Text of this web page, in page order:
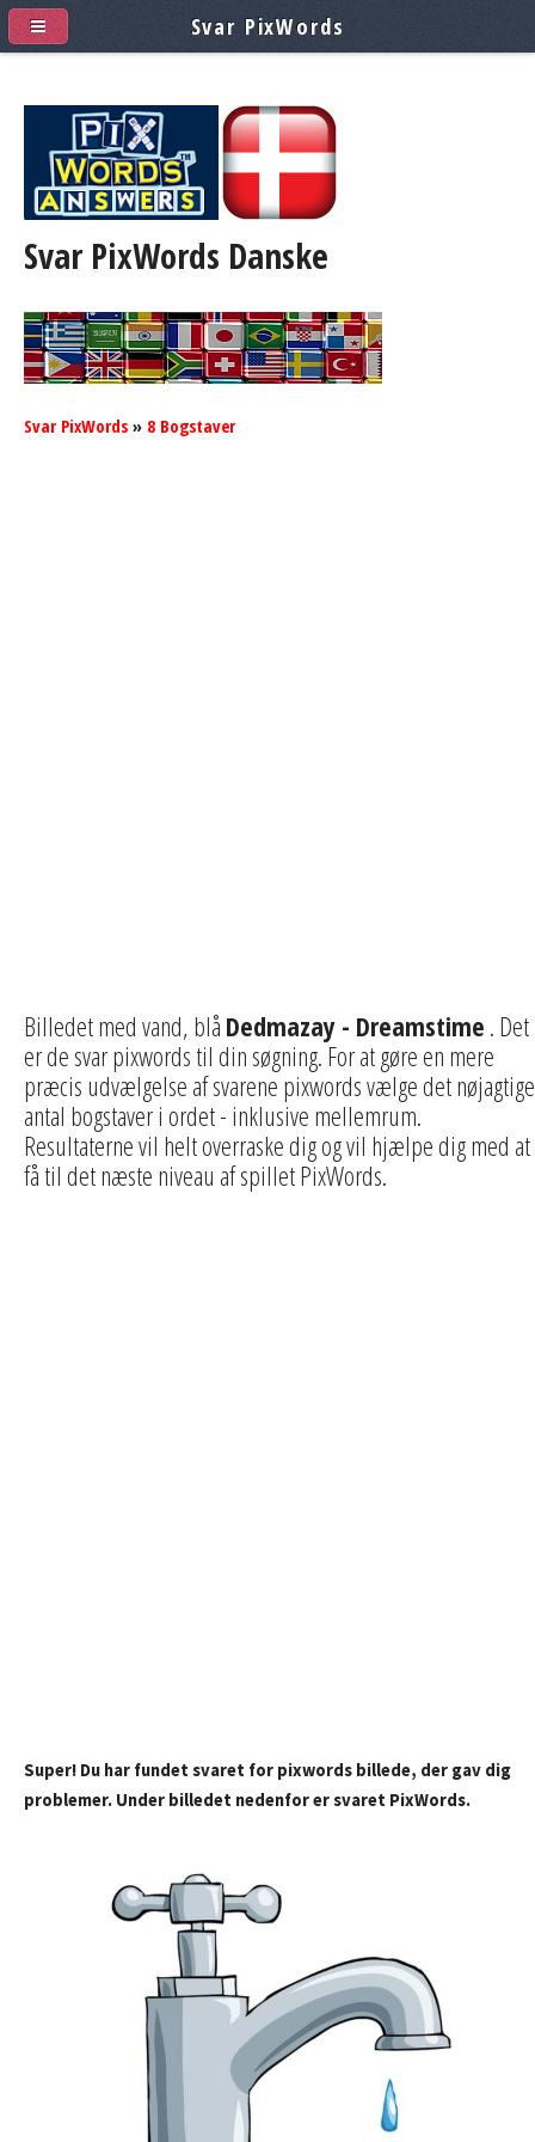
Svar PixWords Danske
Svar PixWords » 8 Bogstaver
Billedet med vand, blå Dedmazay - Dreamstime . Det
er de svar pixwords til din søgning. For at gøre en mere
præcis udvælgelse af svarene pixwords vælge det nøjagtige
antal bogstaver i ordet - inklusive mellemrum.
Resultaterne vil helt overraske dig og vil hjælpe dig med at
få til det næste niveau af spillet PixWords.
Super! Du har fundet svaret for pixwords billede, der gav dig
problemer. Under billedet nedenfor er svaret PixWords.
Svar PixWords